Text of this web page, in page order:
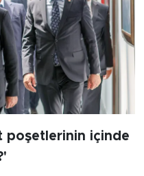
poşetlerinin içinde